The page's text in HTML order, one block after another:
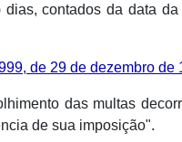
dias, contados da data
de 29 de dezembro de
das multas
de sua imposição".